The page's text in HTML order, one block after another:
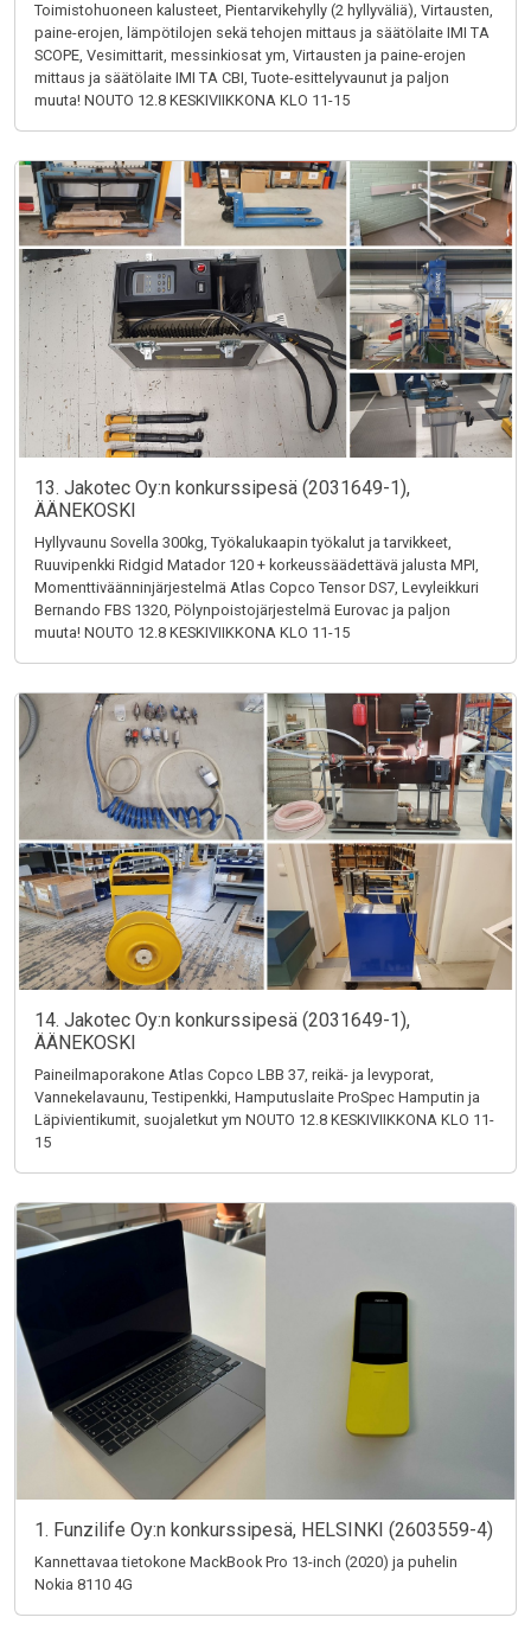
Toimistohuoneen kalusteet, Pientarvikehylly (2 hyllyväliä), Virtausten,
paine-erojen, lämpötilojen sekä tehojen mittaus ja säätölaite IMI TA
SCOPE, Vesimittarit, messinkiosat ym, Virtausten ja paine-erojen
mittaus ja säätölaite IMI TA CBI, Tuote-esittelyvaunut ja paljon
muuta! NOUTO 12.8 KESKIVIIKKONA KLO 11-15
13. Jakotec Oy:n konkurssipesä (2031649-1),
ÄÄNEKOSKI
Hyllyvaunu Sovella 300kg, Työkalukaapin työkalut ja tarvikkeet,
Ruuvipenkki Ridgid Matador 120 + korkeussäädettävä jalusta MPI,
Momenttiväänninjärjestelmä Atlas Copco Tensor DS7, Levyleikkuri
Bernando FBS 1320, Pölynpoistojärjestelmä Eurovac ja paljon
muuta! NOUTO 12.8 KESKIVIIKKONA KLO 11-15
14. Jakotec Oy:n konkurssipesä (2031649-1),
ÄÄNEKOSKI
Paineilmaporakone Atlas Copco LBB 37, reikä- ja levyporat,
Vannekelavaunu, Testipenkki, Hamputuslaite ProSpec Hamputin ja
Läpivientikumit, suojaletkut ym NOUTO 12.8 KESKIVIIKKONA KLO 11-
15
1. Funzilife Oy:n konkurssipesä, HELSINKI (2603559-4)
Kannettavaa tietokone MackBook Pro 13-inch (2020) ja puhelin
Nokia 8110 4G